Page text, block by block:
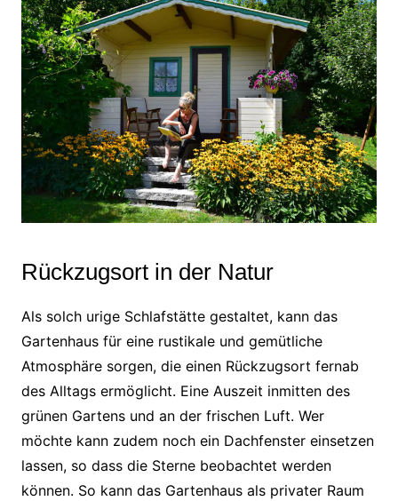
Rückzugsort in der Natur
Als solch urige Schlafstätte gestaltet, kann das
Gartenhaus für eine rustikale und gemütliche
Atmosphäre sorgen, die einen Rückzugsort fernab
des Alltags ermöglicht. Eine Auszeit inmitten des
grünen Gartens und an der frischen Luft. Wer
möchte kann zudem noch ein Dachfenster einsetzen
lassen, so dass die Sterne beobachtet werden
können. So kann das Gartenhaus als privater Raum